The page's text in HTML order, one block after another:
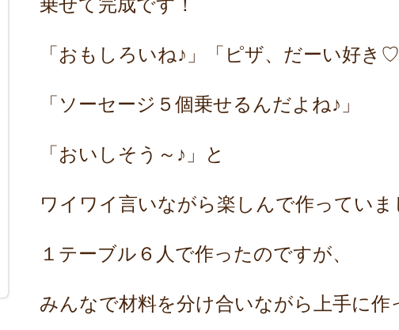
乗せて完成です！
「おもしろいね♪」「ピザ、だーい好き♡
「ソーセージ５個乗せるんだよね♪」
「おいしそう～♪」と
ワイワイ言いながら楽しんで作っていま
１テーブル６人で作ったのですが、
みんなで材料を分け合いながら上手に作